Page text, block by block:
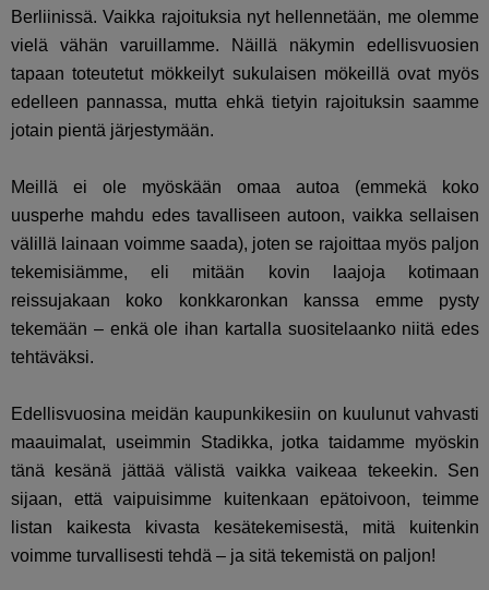
Berliinissä. Vaikka rajoituksia nyt hellennetään, me olemme
vielä vähän varuillamme. Näillä näkymin edellisvuosien
tapaan toteutetut mökkeilyt sukulaisen mökeillä ovat myös
edelleen pannassa, mutta ehkä tietyin rajoituksin saamme
jotain pientä järjestymään.
Meillä ei ole myöskään omaa autoa (emmekä koko
uusperhe mahdu edes tavalliseen autoon, vaikka sellaisen
välillä lainaan voimme saada), joten se rajoittaa myös paljon
tekemisiämme, eli mitään kovin laajoja kotimaan
reissujakaan koko konkkaronkan kanssa emme pysty
tekemään – enkä ole ihan kartalla suositelaanko niitä edes
tehtäväksi.
Edellisvuosina meidän kaupunkikesiin on kuulunut vahvasti
maauimalat, useimmin Stadikka, jotka taidamme myöskin
tänä kesänä jättää välistä vaikka vaikeaa tekeekin. Sen
sijaan, että vaipuisimme kuitenkaan epätoivoon, teimme
listan kaikesta kivasta kesätekemisestä, mitä kuitenkin
voimme turvallisesti tehdä – ja sitä tekemistä on paljon!